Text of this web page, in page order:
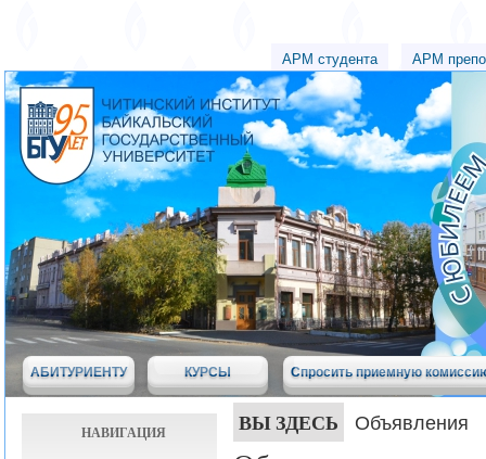
АРМ студента АРМ
АБИТУРИЕНТУ КУРСЫ Спросить приемную
НАВИГАЦИЯ ВЫ ЗДЕСЬ Объявления